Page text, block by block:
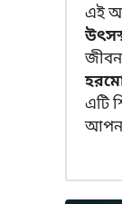
এই
এটি